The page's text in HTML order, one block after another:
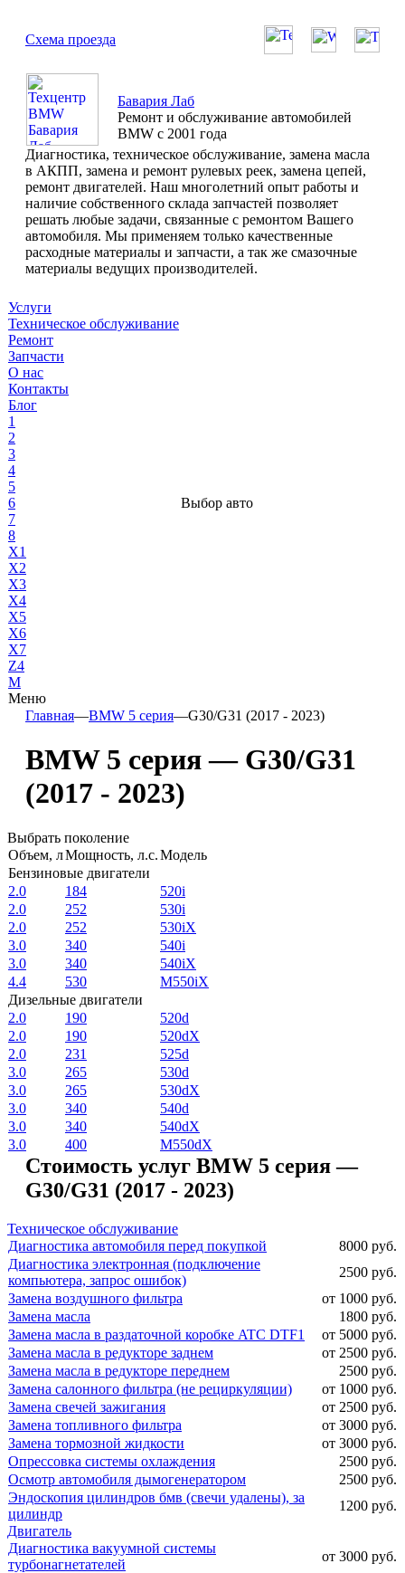
Схема проезда
Бавария Лаб
Ремонт и обслуживание автомобилей
BMW с 2001 года
Диагностика, техническое обслуживание, замена масла
в АКПП, замена и ремонт рулевых реек, замена цепей,
ремонт двигателей. Наш многолетний опыт работы и
наличие собственного склада запчастей позволяет
решать любые задачи, связанные с ремонтом Вашего
автомобиля. Мы применяем только качественные
расходные материалы и запчасти, а так же смазочные
материалы ведущих производителей.
Услуги
Техническое обслуживание
Ремонт
Запчасти
О нас
Контакты
Блог
1
2
3
4
5
6
7
8
X1
X2
X3
X4
X5
X6
X7
Z4
М
Меню
Выбор авто
Главная—BMW 5 серия—G30/G31 (2017 - 2023)
BMW 5 серия — G30/G31
(2017 - 2023)
Выбрать поколение
Объем, лМощность, л.с.Модель
Бензиновые двигатели
2.0
184
520i
2.0
252
530i
2.0
252
530iX
3.0
340
540i
3.0
340
540iX
4.4
530
M550iX
Дизельные двигатели
2.0
190
520d
2.0
190
520dX
2.0
231
525d
3.0
265
530d
3.0
265
530dX
3.0
340
540d
3.0
340
540dX
3.0
400 M550dX
Стоимость услуг BMW 5 серия —
G30/G31 (2017 - 2023)
Техническое обслуживание
Диагностика автомобиля перед покупкой
8000 руб.
Диагностика электронная (подключение
компьютера, запрос ошибок)
2500 руб.
Замена воздушного фильтра
от 1000 руб.
Замена масла
1800 руб.
Замена масла в раздаточной коробке ATC DTF1
от 5000 руб.
Замена масла в редукторе заднем
от 2500 руб.
Замена масла в редукторе переднем
2500 руб.
Замена салонного фильтра (не рециркуляции)
от 1000 руб.
Замена свечей зажигания
от 2500 руб.
Замена топливного фильтра
от 3000 руб.
Замена тормозной жидкости
от 3000 руб.
Опрессовка системы охлаждения
2500 руб.
Осмотр автомобиля дымогенератором
2500 руб.
Эндоскопия цилиндров бмв (свечи удалены), за
цилиндр
1200 руб.
Двигатель
Диагностика вакуумной системы
турбонагнетателей
от 3000 руб.